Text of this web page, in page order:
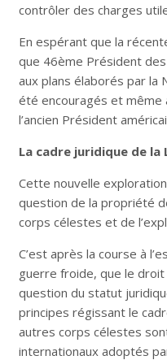
contrôler des charges
En espérant que la
que 46ème Président
aux plans élaborés par la
été encouragés et même
l’ancien Président
La cadre juridique de la
Cette nouvelle
question de la propriété
corps célestes et de
C’est après la course à
guerre froide, que le droit
question du statut
principes régissant le
autres corps célestes
internationaux adoptés